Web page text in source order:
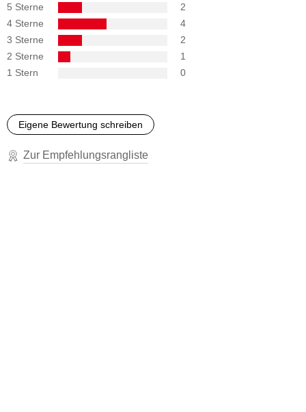
5 Sterne
2
4 Sterne
4
3 Sterne
2
2 Sterne
1
1 Stern
0
Eigene Bewertung schreiben
Zur Empfehlungsrangliste